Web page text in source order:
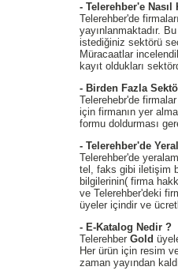
- Telerehber'e Nasıl
Telerehber'de
yayınlanmaktadır.
istediğiniz sektörü
Müracaatlar
kayıt oldukları
- Birden Fazla
Telerehebr'de
için firmanın yer
formu doldurması
- Telerehber'de
Telerehber'de
tel, faks gibi iletişim
bilgilerinin( firma
ve Telerehber'deki
üyeler içindir ve
- E-Katalog Nedir ?
Telerehber Gold
Her ürün için resim
zaman yayından